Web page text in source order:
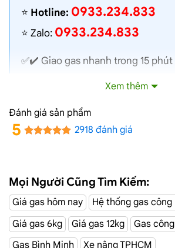
⭐️ Hotline: 0933.234.833
⭐️ Zalo: 0933.234.833
✅✔️ Giao gas nhanh trong 15 phút
✅✔️ Gas đủ ký, chất lượng cao,
kiểm định định kỳ
✅✔️ Bán gas đúng giá niêm yết
✅✔️ Giao gas và lắp đặt miễn phí
Đại Lý Gas Đường Tân Thới
Q12
Xem thêm
Đánh giá sản phẩm
5 2918 đánh giá
Mọi Người Cũng Tìm Kiếm:
Giá gas hôm nay
Hệ thống gas công
Giá gas 6kg
Giá gas 12kg
Gas
Gas Bình Minh
Xe nâng TPHCM